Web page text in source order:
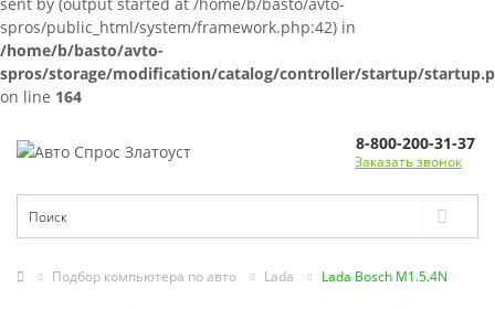
spros/public_html/system/framework.php:42) in
/home/b/basto/avto-
spros/storage/modification/catalog/controller/startup/
on line 164
8-800-200-31-37
Заказать звонок
Подбор компьютера по авто Lada Lada Bosch M1.5.4N